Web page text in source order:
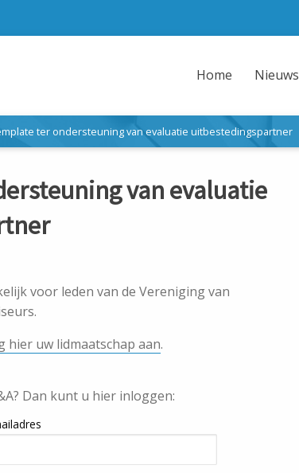
Home Nieuws
ter ondersteuning van evaluatie uitbestedingspartner
van evaluatie
voor leden van de Vereniging van
hier uw lidmaatschap aan.
Dan kunt u hier inloggen: